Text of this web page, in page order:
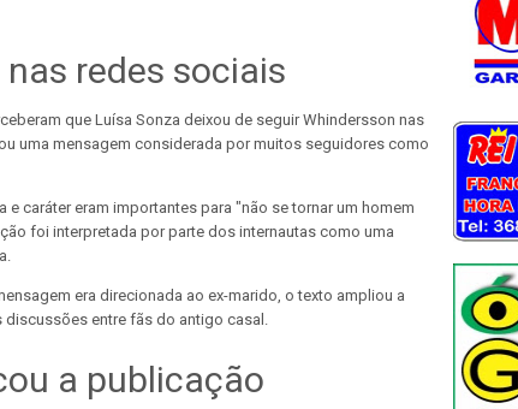
redes sociais
que Luísa Sonza deixou de seguir Whindersson nas
uma mensagem considerada por muitos seguidores como
e caráter eram importantes para "não se tornar um homem
foi interpretada por parte dos internautas como uma
era direcionada ao ex-marido, o texto ampliou a
entre fãs do antigo casal.
a publicação